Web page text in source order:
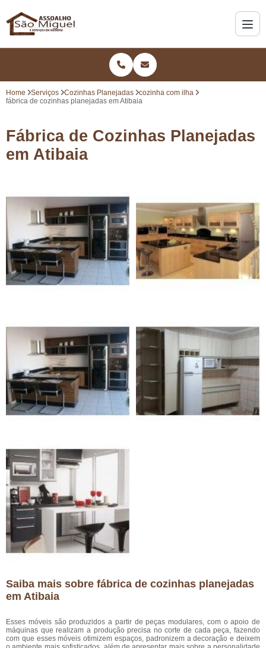
Home Serviços Cozinhas Planejadas
cozinha com ilha
fábrica de cozinhas planejadas em Atibaia
Fábrica de Cozinhas Planejadas
em Atibaia
Saiba mais sobre fábrica de cozinhas planejadas
em Atibaia
Esses móveis são produzidos a partir de peças modulares, com o apoio de
máquinas que realizam a produção precisa no corte de cada peça, fazendo
com que esses móveis otimizem espaços, padronizem a decoração e deixem